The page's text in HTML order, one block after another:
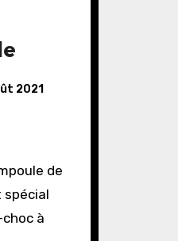
2021
de
spécial
à